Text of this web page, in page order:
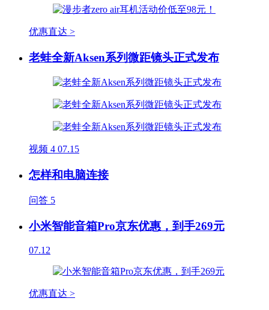
优惠直达 >
老蛙全新Aksen系列微距镜头正式发布
视频 4 07.15
怎样和电脑连接
问答 5
小米智能音箱Pro京东优惠，到手269元
07.12
优惠直达 >